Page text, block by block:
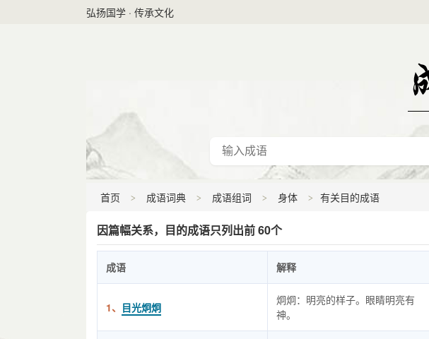
弘扬国学 · 传承文化
首页 成语词典 成语组词 身体 有关目的成语
因篇幅关系，目的成语只列出前 60个
成语 解释
1、 目光炯炯
炯炯：明亮的样子。眼睛明亮有
神。